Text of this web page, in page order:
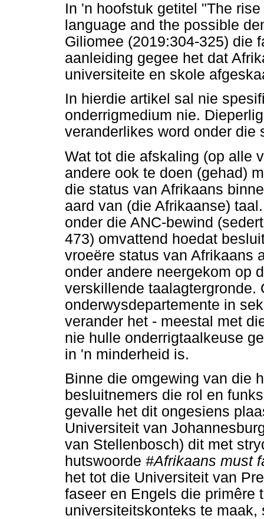
In 'n hoofstuk getitel "The
language and the possible
Giliomee (2019:304-325) die
aanleiding gegee het dat
universiteite en skole
In hierdie artikel sal nie
onderrigmedium nie.
veranderlikes word onder die
Wat tot die afskaling (op alle
andere ook te doen (gehad)
die status van Afrikaans
aard van (die Afrikaanse)
onder die ANC-bewind
473) omvattend hoedat
vroeëre status van Afrikaans
onder andere neergekom op
verskillende taalagtergronde.
onderwysdepartemente in
verander het - meestal met
nie hulle onderrigtaalkeuse
in 'n minderheid is.
Binne die omgewing van die
besluitnemers die rol en
gevalle het dit ongesiens
Universiteit van
van Stellenbosch) dit met
hutswoorde #Afrikaans must
het tot die Universiteit van
faseer en Engels die primêre
universiteitskonteks te